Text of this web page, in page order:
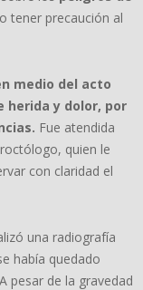
tener precaución al
medio del acto
herida y dolor, por
Fue atendida
quien le
con claridad el
una radiografía
había quedado
pesar de la gravedad